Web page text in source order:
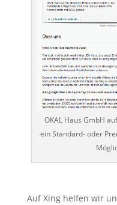
OKAL Haus GmbH
ein Standard- oder
Auf Xing helfen wir